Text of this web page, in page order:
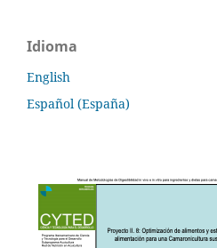
Idioma
English
Español (España)